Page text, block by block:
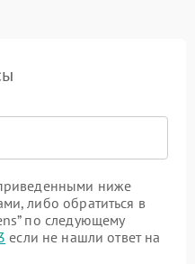
ниже
либо обратиться в
по следующему
если не нашли ответ на